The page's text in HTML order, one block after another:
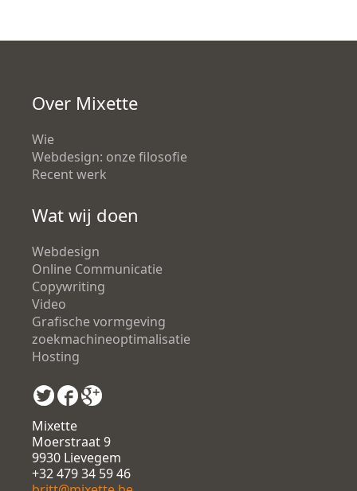
Over Mixette
Wie
Webdesign: onze filosofie
Recent werk
Wat wij doen
Webdesign
Online Communicatie
Copywriting
Video
Grafische vormgeving
zoekmachineoptimalisatie
Hosting
Mixette
Moerstraat 9
9930 Lievegem
+32 479 34 59 46